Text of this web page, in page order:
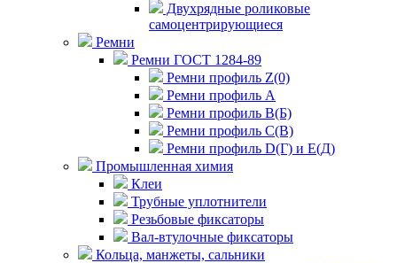
Двухрядные роликовые
самоцентрирующиеся
Ремни
Ремни ГОСТ 1284-89
Ремни профиль Z(0)
Ремни профиль А
Ремни профиль В(Б)
Ремни профиль С(В)
Ремни профиль D(Г) и E(Д)
Промышленная химия
Клеи
Трубные уплотнители
Резьбовые фиксаторы
Вал-втулочные фиксаторы
Кольца, манжеты, сальники